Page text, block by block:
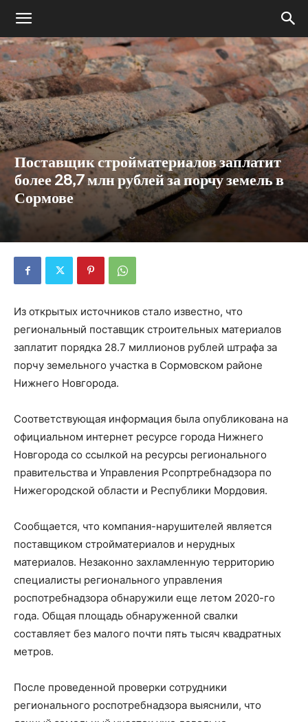
Поставщик стройматериалов заплатит
более 28,7 млн рублей за порчу земель в
Сормове
Из открытых источников стало известно, что
региональный поставщик строительных материалов
заплатит порядка 28.7 миллионов рублей штрафа за
порчу земельного участка в Сормовском районе
Нижнего Новгорода.
Соответствующая информация была опубликована на
официальном интернет ресурсе города Нижнего
Новгорода со ссылкой на ресурсы регионального
правительства и Управления Рсопртребнадзора по
Нижегородской области и Республики Мордовия.
Сообщается, что компания-нарушителей является
поставщиком стройматериалов и нерудных
материалов. Незаконно захламленную территорию
специалисты регионального управления
роспотребнадзора обнаружили еще летом 2020-го
года. Общая площадь обнаруженной свалки
составляет без малого почти пять тысяч квадратных
метров.
После проведенной проверки сотрудники
регионального роспотребнадзора выяснили, что